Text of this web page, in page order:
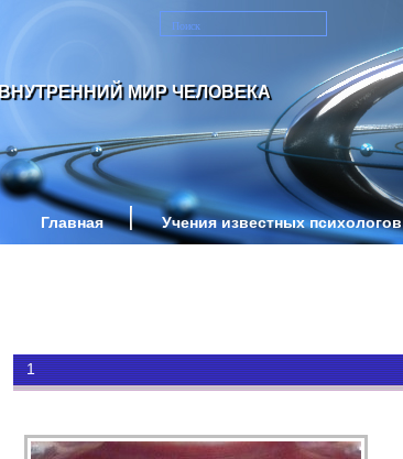
ВНУТРЕННИЙ МИР ЧЕЛОВЕКА
Главная Учения известных психологов
1